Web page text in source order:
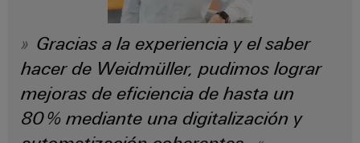
movilidad
respetuosa
con
el
clima
en
el
transporte
industriales
Industry
light
Infraestructura
del
Gracias a la experiencia y el saber
hacer de Weidmüller, pudimos lograr
mejoras de eficiencia de hasta un
80 % mediante una digitalización y